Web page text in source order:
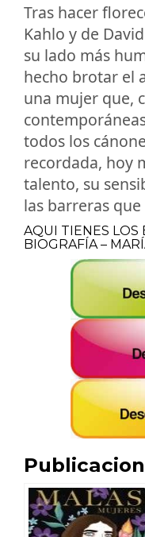
Tras hacer
Kahlo y de
su lado más
hecho brotar el
una mujer que,
todos los
recordada, hoy
talento, su
las barreras
AQUI TIENES LOS
BIOGRAFÍA –